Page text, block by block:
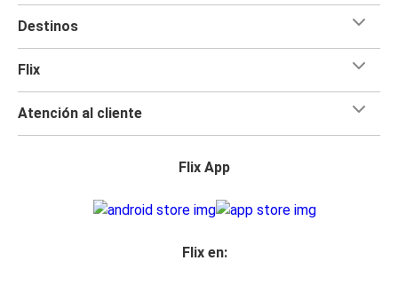
Destinos
Flix
Atención al cliente
Flix App
Flix en: